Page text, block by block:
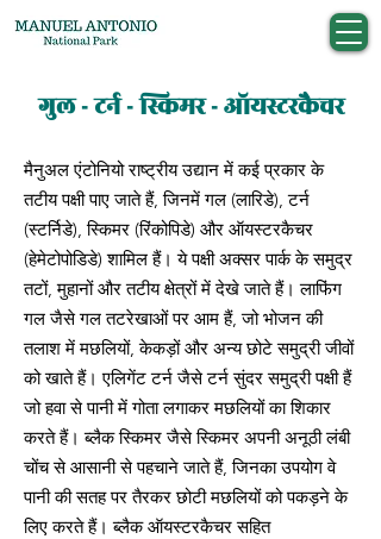
गुल - टर्न - स्किमर - ऑयस्टरकैचर
मैनुअल एंटोनियो राष्ट्रीय उद्यान में कई प्रकार के
तटीय पक्षी पाए जाते हैं, जिनमें गल (लारिडे), टर्न
(स्टर्निडे), स्किमर (रिंकोपिडे) और ऑयस्टरकैचर
(हेमेटोपोडिडे) शामिल हैं। ये पक्षी अक्सर पार्क के समुद्र
तटों, मुहानों और तटीय क्षेत्रों में देखे जाते हैं। लाफिंग
गल जैसे गल तटरेखाओं पर आम हैं, जो भोजन की
तलाश में मछलियों, केकड़ों और अन्य छोटे समुद्री जीवों
को खाते हैं। एलिगेंट टर्न जैसे टर्न सुंदर समुद्री पक्षी हैं
जो हवा से पानी में गोता लगाकर मछलियों का शिकार
करते हैं। ब्लैक स्किमर जैसे स्किमर अपनी अनूठी लंबी
चोंच से आसानी से पहचाने जाते हैं, जिनका उपयोग वे
पानी की सतह पर तैरकर छोटी मछलियों को पकड़ने के
लिए करते हैं। ब्लैक ऑयस्टरकैचर सहित